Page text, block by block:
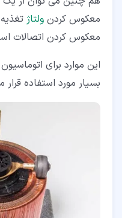
معکوس کردن ولتاژ
معکوس کردن اتصالات
این موارد برای
بسیار مورد استفاده قرار